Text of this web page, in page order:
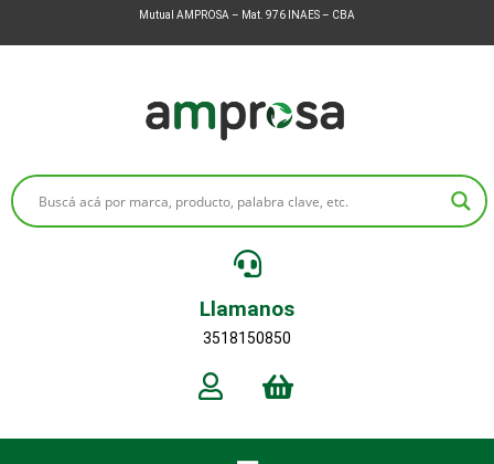
Mutual AMPROSA – Mat. 976 INAES – CBA
Llamanos
3518150850